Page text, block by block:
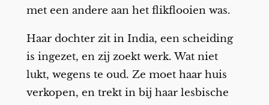
met een andere aan het flikflooien was.
Haar dochter zit in India, een scheiding
is ingezet, en zij zoekt werk. Wat niet
lukt, wegens te oud. Ze moet haar huis
verkopen, en trekt in bij haar lesbische